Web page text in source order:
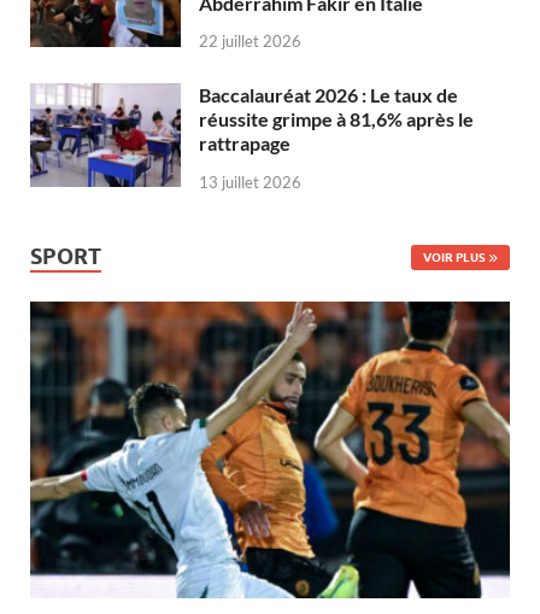
22 juillet 2026
Baccalauréat 2026 : Le taux de
réussite grimpe à 81,6% après le
rattrapage
13 juillet 2026
SPORT VOIR PLUS